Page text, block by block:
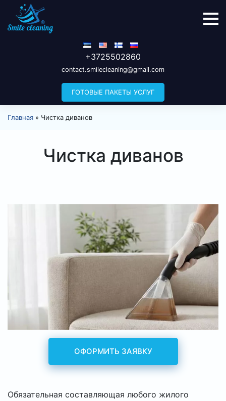
+3725502860
contact.smilecleaning@gmail.com
ГОТОВЫЕ ПАКЕТЫ УСЛУГ
Главная » Чистка диванов
Чистка диванов
ОФОРМИТЬ ЗАЯВКУ
Обязательная составляющая любого жилого